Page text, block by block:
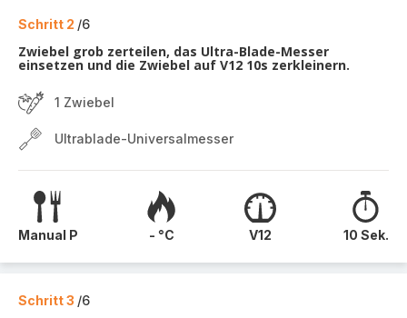
Schritt 2 /6
Zwiebel grob zerteilen, das Ultra-Blade-Messer
einsetzen und die Zwiebel auf V12 10s zerkleinern.
1 Zwiebel
Ultrablade-Universalmesser
Manual P - °C V12 10 Sek.
Schritt 3 /6